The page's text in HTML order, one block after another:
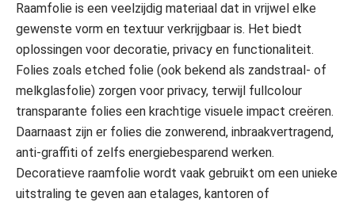
Raamfolie is een veelzijdig materiaal dat in vrijwel elke
gewenste vorm en textuur verkrijgbaar is. Het biedt
oplossingen voor decoratie, privacy en functionaliteit.
Folies zoals etched folie (ook bekend als zandstraal- of
melkglasfolie) zorgen voor privacy, terwijl fullcolour
transparante folies een krachtige visuele impact creëren.
Daarnaast zijn er folies die zonwerend, inbraakvertragend,
anti-graffiti of zelfs energiebesparend werken.
Decoratieve raamfolie wordt vaak gebruikt om een unieke
uitstraling te geven aan etalages, kantoren of